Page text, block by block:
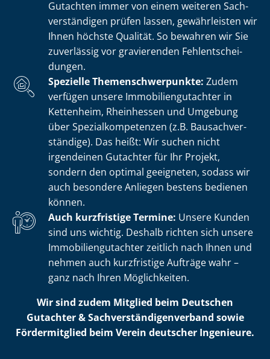
Gutachten immer von einem weiteren Sach­
ver­stän­di­gen prüfen lassen, gewährleisten wir
Ihnen höchste Qualität. So bewahren wir Sie
zuverlässig vor gravierenden Fehl­ent­schei­
dun­gen.
Spezielle The­men­schwer­punk­te: Zudem
verfügen unsere Im­mo­bi­li­en­gut­ach­ter in
Kettenheim, Rheinhessen und Umgebung
über Spe­zi­al­kom­pe­ten­zen (z.B. Bau­sach­ver­
stän­di­ge). Das heißt: Wir suchen nicht
irgendeinen Gutachter für Ihr Projekt,
sondern den optimal geeigneten, sodass wir
auch besondere Anliegen bestens bedienen
können.
Auch kurzfristige Termine: Unsere Kunden
sind uns wichtig. Deshalb richten sich unsere
Im­mo­bi­li­en­gut­ach­ter zeitlich nach Ihnen und
nehmen auch kurzfristige Aufträge wahr –
ganz nach Ihren Möglichkeiten.
Wir sind zudem Mitglied beim Deutschen
Gutachter & Sach­ver­stän­di­gen­ver­band sowie
Fördermitglied beim Verein deutscher Ingenieure.